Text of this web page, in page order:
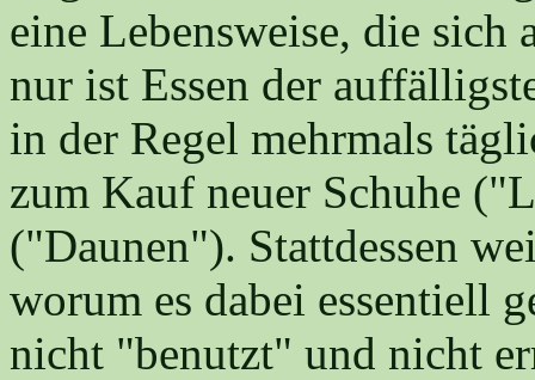
eine Lebensweise, die sich
nur ist Essen der
in der Regel mehrmals
zum Kauf neuer Schuhe
("Daunen"). Stattdessen
worum es dabei essentiell
nicht "benutzt" und nicht